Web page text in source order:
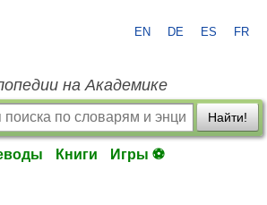
EN DE ES FR
на Академике
Найти!
Книги Игры ⚽